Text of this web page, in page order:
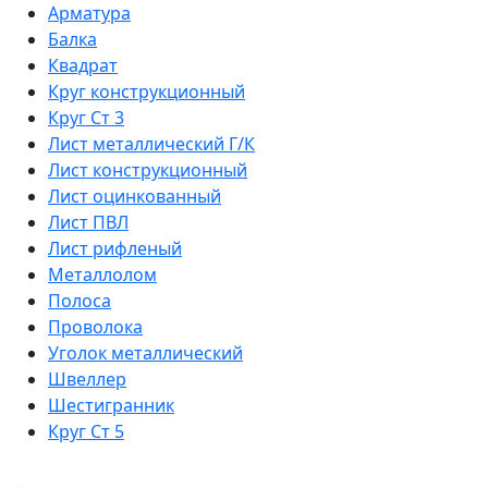
Арматура
Балка
Квадрат
Круг конструкционный
Круг Ст 3
Лист металлический Г/К
Лист конструкционный
Лист оцинкованный
Лист ПВЛ
Лист рифленый
Металлолом
Полоса
Проволока
Уголок металлический
Швеллер
Шестигранник
Круг Ст 5